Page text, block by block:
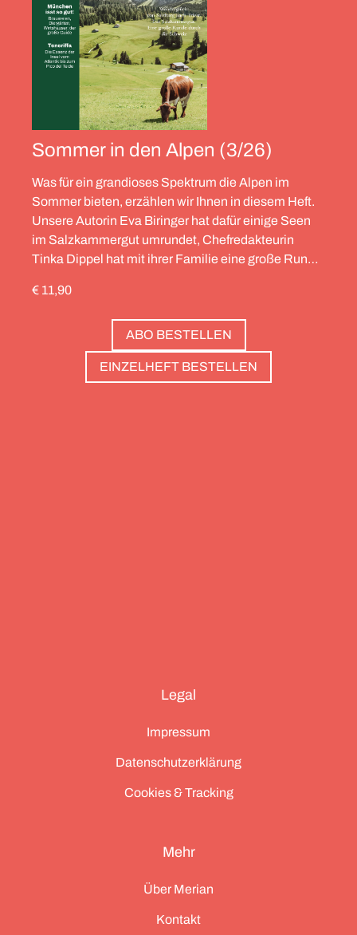
Sommer in den Alpen (3/26)
Was für ein grandioses Spektrum die Alpen im
Sommer bieten, erzählen wir Ihnen in diesem Heft.
Unsere Autorin Eva Biringer hat dafür einige Seen
im Salzkammergut umrundet, Chefredakteurin
Tinka Dippel hat mit ihrer Familie eine große Runde
Helfrich ist über viele Gipfel gegangen – von
Salzburg bis nach Triest. Und die Redaktion hat
zwölf Hotels gesammelt, die zweierlei gemeinsam
haben: Sie sind die perfekte Basis, um Gipfel zu
stürmen. Und sie haben wunderschöne Pools, um
€ 11,90
ABO BESTELLEN
EINZELHEFT BESTELLEN
Legal
Impressum
Datenschutzerklärung
Cookies & Tracking
Mehr
Über Merian
Kontakt